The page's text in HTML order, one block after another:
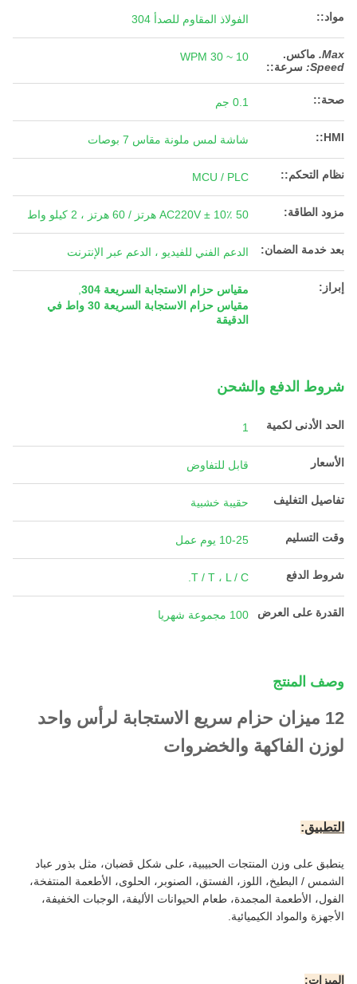
مواد:: الفولاذ المقاوم للصدأ 304
Max. ماكس.
Speed:
سرعة::
10 ~ 30 WPM
صحة:: 0.1 جم
HMI:: شاشة لمس ملونة مقاس 7 بوصات
نظام التحكم:: MCU / PLC
مزود الطاقة: AC220V ± 10٪ 50 هرتز / 60 هرتز ، 2 كيلو واط
بعد خدمة الضمان: الدعم الفني للفيديو ، الدعم عبر الإنترنت
إبراز: مقياس حزام الاستجابة السريعة 304
مقياس حزام الاستجابة السريعة 30 واط في
الدقيقة
شروط الدفع والشحن
الحد الأدنى لكمية 1
الأسعار قابل للتفاوض
تفاصيل التغليف حقيبة خشبية
وقت التسليم 10-25 يوم عمل
شروط الدفع T / T ، L / C.
القدرة على العرض 100 مجموعة شهريا
وصف المنتج
12 ميزان حزام سريع الاستجابة لرأس واحد
لوزن الفاكهة والخضروات
التطبيق:
ينطبق على وزن المنتجات الحبيبية، على شكل قضبان، مثل بذور عباد
الشمس / البطيخ، اللوز، الفستق، الصنوبر، الحلوى، الأطعمة المنتفخة،
الفول، الأطعمة المجمدة، طعام الحيوانات الأليفة، الوجبات الخفيفة،
الأجهزة والمواد الكيميائية.
الميزات: